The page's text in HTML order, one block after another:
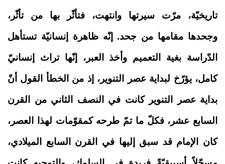
تاريخيّة، مرّت سيرتها وانتهت، فتأثّر بها من تأثّر،
وجحدها مقامها من جحد. إنّه ظاهرة إنسانيّة تستأهل
الدّراسة بغية التعميم وأخذ العبر، إنّها تراث إنسانيّ
كامل، يؤرّخ لبداية عصر التنوير، إذ من الخطأ القول أنّ
بداية عصر التنوير كانت في النصف الثاني من القرن
السابع عشر، فكلّ ما تمّ طرحه كمقوّمات لهذا العصر،
كان الإمام قد سبق إليها في القرن السابع الميلادي،